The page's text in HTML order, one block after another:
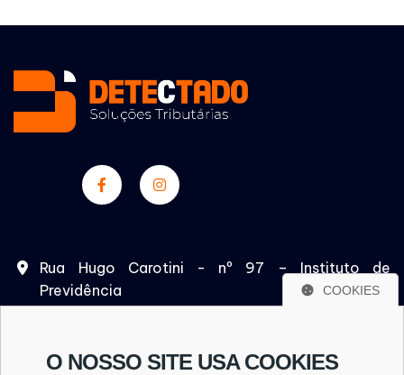
Rua Hugo Carotini - nº 97 – Instituto de
Previdência
São Paulo/SP – CEP. 05532-020
COOKIES
O NOSSO SITE USA COOKIES